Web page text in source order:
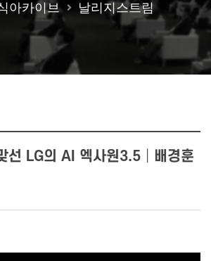
아카이브 날리지스트림
선 LG의 AI 엑사원3.5│배경훈